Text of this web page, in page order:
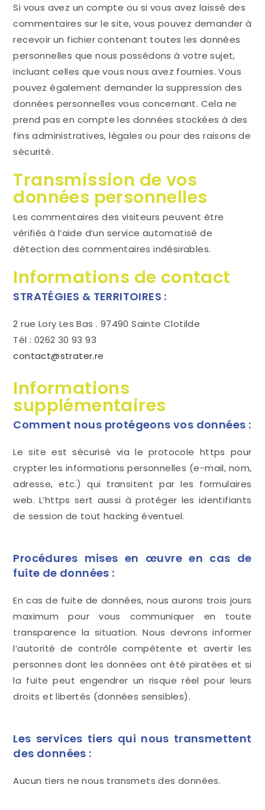
Si vous avez un compte ou si vous avez laissé des
commentaires sur le site, vous pouvez demander à
recevoir un fichier contenant toutes les données
personnelles que nous possédons à votre sujet,
incluant celles que vous nous avez fournies. Vous
pouvez également demander la suppression des
données personnelles vous concernant. Cela ne
prend pas en compte les données stockées à des
fins administratives, légales ou pour des raisons de
sécurité.
Transmission de vos
données personnelles
Les commentaires des visiteurs peuvent être
vérifiés à l’aide d’un service automatisé de
détection des commentaires indésirables.
Informations de contact
STRATÉGIES & TERRITOIRES :
2 rue Lory Les Bas . 97490 Sainte Clotilde
Tél : 0262 30 93 93
contact@strater.re
Informations
supplémentaires
Comment nous protégeons vos données :
Le site est sécurisé via le protocole https pour
crypter les informations personnelles (e-mail, nom,
adresse, etc.) qui transitent par les formulaires
web. L’https sert aussi à protéger les identifiants
de session de tout hacking éventuel.
Procédures mises en œuvre en cas de
fuite de données :
En cas de fuite de données, nous aurons trois jours
maximum pour vous communiquer en toute
transparence la situation. Nous devrons informer
l’autorité de contrôle compétente et avertir les
personnes dont les données ont été piratées et si
la fuite peut engendrer un risque réel pour leurs
droits et libertés (données sensibles).
Les services tiers qui nous transmettent
des données :
Aucun tiers ne nous transmets des données.